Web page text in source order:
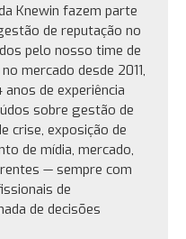
Knewin fazem parte
de reputação no
pelo nosso time de
mercado desde 2011,
anos de experiência
sobre gestão de
crise, exposição de
de mídia, mercado,
— sempre com
de
de decisões